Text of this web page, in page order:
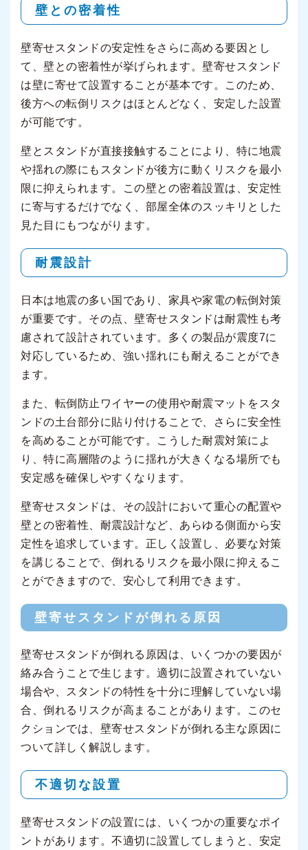
壁との密着性
壁寄せスタンドの安定性をさらに高める要因とし
て、壁との密着性が挙げられます。壁寄せスタンド
は壁に寄せて設置することが基本です。このため、
後方への転倒リスクはほとんどなく、安定した設置
が可能です。
壁とスタンドが直接接触することにより、特に地震
や揺れの際にもスタンドが後方に動くリスクを最小
限に抑えられます。この壁との密着設置は、安定性
に寄与するだけでなく、部屋全体のスッキリとした
見た目にもつながります。
耐震設計
日本は地震の多い国であり、家具や家電の転倒対策
が重要です。その点、壁寄せスタンドは耐震性も考
慮されて設計されています。多くの製品が震度7に
対応しているため、強い揺れにも耐えることができ
ます。
また、転倒防止ワイヤーの使用や耐震マットをスタ
ンドの土台部分に貼り付けることで、さらに安全性
を高めることが可能です。こうした耐震対策によ
り、特に高層階のように揺れが大きくなる場所でも
安定感を確保しやすくなります。
壁寄せスタンドは、その設計において重心の配置や
壁との密着性、耐震設計など、あらゆる側面から安
定性を追求しています。正しく設置し、必要な対策
を講じることで、倒れるリスクを最小限に抑えるこ
とができますので、安心して利用できます。
壁寄せスタンドが倒れる原因
壁寄せスタンドが倒れる原因は、いくつかの要因が
絡み合うことで生じます。適切に設置されていない
場合や、スタンドの特性を十分に理解していない場
合、倒れるリスクが高まることがあります。このセ
クションでは、壁寄せスタンドが倒れる主な原因に
ついて詳しく解説します。
不適切な設置
壁寄せスタンドの設置には、いくつかの重要なポイ
ントがあります。不適切に設置してしまうと、安定